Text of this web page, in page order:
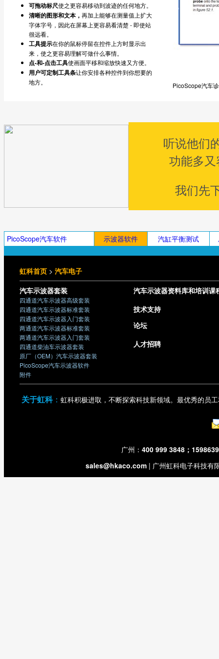
可拖动标尺使之更容易移动到波迹的任何地方。
清晰的图形和文本， 再加上能够在测量值上扩大
字体字号，因此在屏幕上更容易看清楚 - 即使站
很远看。
工具提示在你的鼠标停留在控件上方时显示出
来，使之更容易理解可做什么事情。
点-和-点击工具使画面平移和缩放快速又方便。
用户可定制工具条让你安排各种控件到你想要的
地方。
PicoScope汽车
听说他们
功能多
我们先
PicoScope汽车软件 示波器软件 汽缸平衡测试
虹科首页 > 汽车电子
汽车示波器套装
四通道汽车示波器高级套装
四通道汽车示波器标准套装
四通道汽车示波器入门套装
两通道汽车示波器标准套装
两通道汽车示波器入门套装
四通道柴油车示波器套装
原厂（OEM）汽车示波器套装
PicoScope汽车示波器软件
附件
汽车示波器资料库和培训课
技术支持
论坛
人才招聘
关于虹科： 虹科积极进取，不断探索科技新领域。最优秀的员
广州： 400 999 3848；
sales@hkaco.com| 广州虹科电子科技有